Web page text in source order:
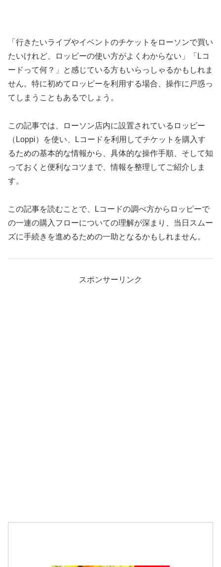
「行きたいライブやイベントのチケットをローソンで買い
たいけれど、ロッピーの使い方がよくわからない」「Lコ
ードって何？」と感じている方もいらっしゃるかもしれま
せん。特に初めてロッピーを利用する場合、操作に戸惑っ
てしまうこともあるでしょう。
この記事では、ローソン店内に設置されているロッピー
（Loppi）を使い、Lコードを利用してチケットを購入す
るための基本的な情報から、具体的な操作手順、そして知
っておくと便利なコツまで、情報を整理してご紹介しま
す。
この記事を読むことで、Lコードの調べ方からロッピーで
の一連の購入フローについての理解が深まり、当日スムー
ズに手続きを進めるための一助となるかもしれません。
スポンサーリンク